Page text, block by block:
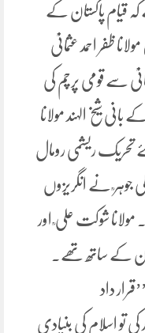
قیام پاکستان کے
ظفر احمد عثمانیؒ
سے قومی پرچم کی
بانی شیخ الہند مولانا
تحریک ریشمی رومال
محمد علی جوہر ؒ نے انگریزوں
شوکت علی ؒ اور
ان کے ساتھ تھے۔
داد
تو اسلام کی بنیادی